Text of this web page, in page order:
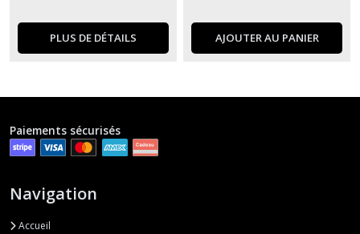
PLUS DE DÉTAILS AJOUTER AU PANIER
Paiements sécurisés
Navigation
Accueil